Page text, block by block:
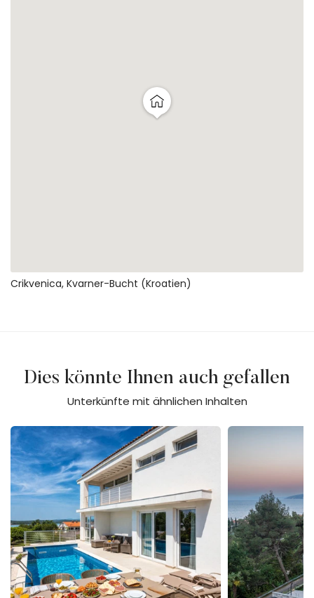
Crikvenica, Kvarner-Bucht (Kroatien)
Dies könnte Ihnen auch gefallen
Unterkünfte mit ähnlichen Inhalten
Casa Mariposa Villa Amelie with